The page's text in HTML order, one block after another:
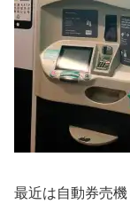
最近は自動券売機